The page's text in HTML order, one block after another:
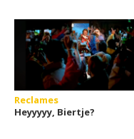
Reclames
Heyyyyy, Biertje?